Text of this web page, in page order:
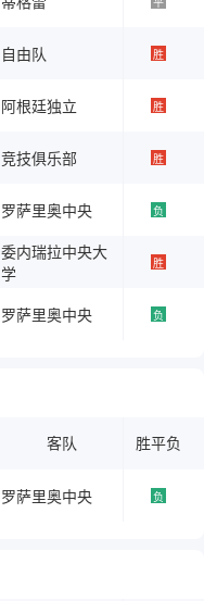
自由队 胜
阿根廷独立 胜
竞技俱乐部 胜
罗萨里奥中央 负
委内瑞拉中央大
学
胜
罗萨里奥中央 负
客队 胜平负
罗萨里奥中央 负